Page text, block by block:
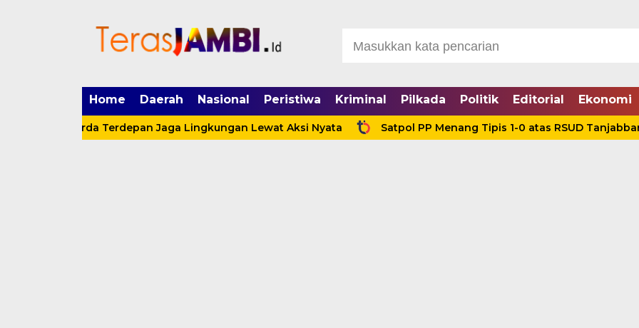
Home Daerah Nasional Peristiwa Kriminal Pilkada Politik Editorial Ekonomi
Garda Terdepan Jaga Lingkungan Lewat Aksi Nyata Satpol PP Menang Tipis 1-0 atas RSUD Tanjabbar,